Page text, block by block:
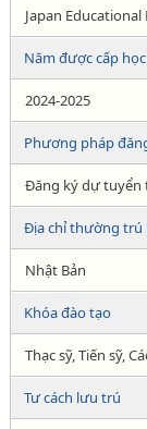
Japan Educational
Năm được cấp
2024-2025
Phương pháp
Đăng ký dự
Địa chỉ thường trú
Nhật Bản
Khóa đào tạo
Thạc sỹ, Tiến sỹ,
Tư cách lưu trú